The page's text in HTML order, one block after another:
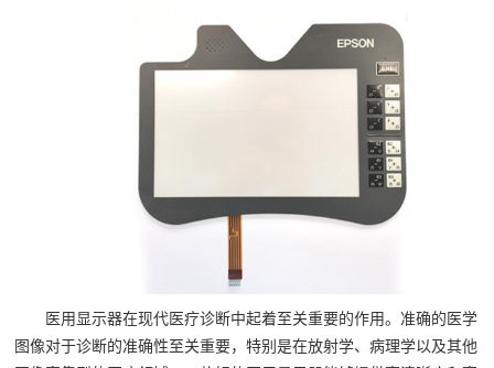
医用显示器在现代医疗诊断中起着至关重要的作用。准确的医学
图像对于诊断的准确性至关重要，特别是在放射学、病理学以及其他